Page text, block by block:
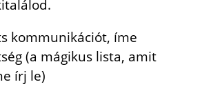
kommunikációt, íme
(a mágikus lista, amit
írj le)